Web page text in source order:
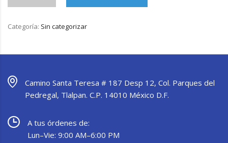
Categoría: Sin categorizar
Camino Santa Teresa # 187 Desp 12, Col. Parques del
Pedregal, Tlalpan. C.P. 14010 México D.F.
A tus órdenes de:
Lun–Vie: 9:00 AM–6:00 PM